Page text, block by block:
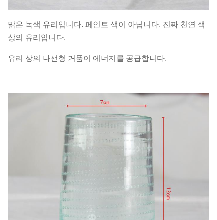
맑은 녹색 유리입니다. 페인트 색이 아닙니다. 진짜 천연 색
상의 유리입니다.
유리 상의 나선형 거품이 에너지를 공급합니다.